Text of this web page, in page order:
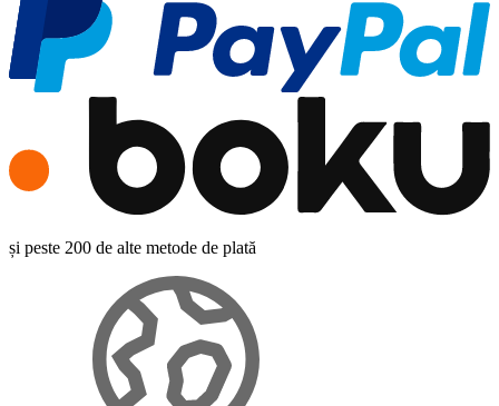
și peste 200 de alte metode de plată